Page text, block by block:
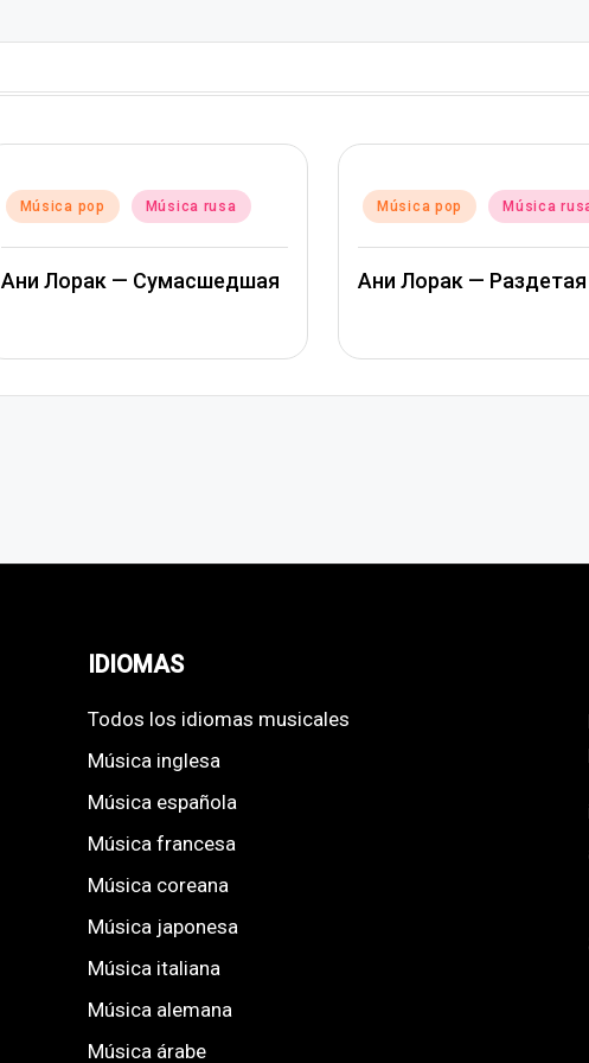
Publicado
Música pop Música rusa
Ани Лорак — Сумасшедшая
Publicado
Música pop Música
Ани Лорак — Раздетая
IDIOMAS
Todos los idiomas musicales
Música inglesa
Música española
Música francesa
Música coreana
Música japonesa
Música italiana
Música alemana
Música árabe